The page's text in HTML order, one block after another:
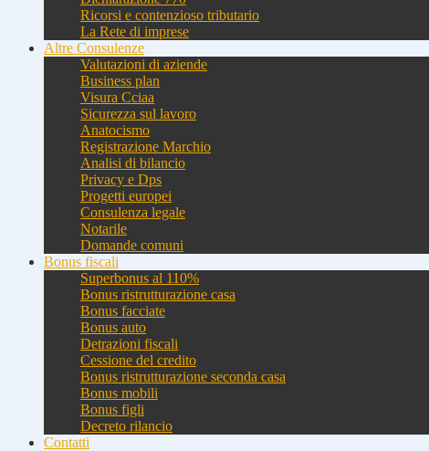
Ricorsi e contenzioso tributario
La Rete di imprese
Altre Consulenze
Valutazioni di aziende
Business plan
Visura Cciaa
Sicurezza sul lavoro
Anatocismo
Registrazione Marchio
Analisi di bilancio
Privacy e Dps
Progetti europei
Consulenza legale
Notarile
Domande comuni
Bonus fiscali
Superbonus al 110%
Bonus ristrutturazione casa
Bonus facciate
Bonus auto
Detrazioni fiscali
Cessione del credito
Bonus ristrutturazione seconda casa
Bonus mobili
Bonus figli
Decreto rilancio
Contatti